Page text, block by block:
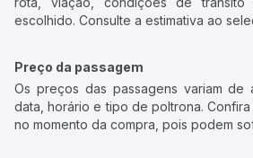
escolhido. Consulte a estimativa ao
Preço da passagem
Os preços das passagens variam de
data, horário e tipo de poltrona.
no momento da compra, pois podem